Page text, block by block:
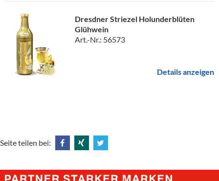
Dresdner Striezel Holunderblüten
Glühwein
Art.-Nr.: 56573
Details anzeigen
Seite teilen bei:
@
@
@